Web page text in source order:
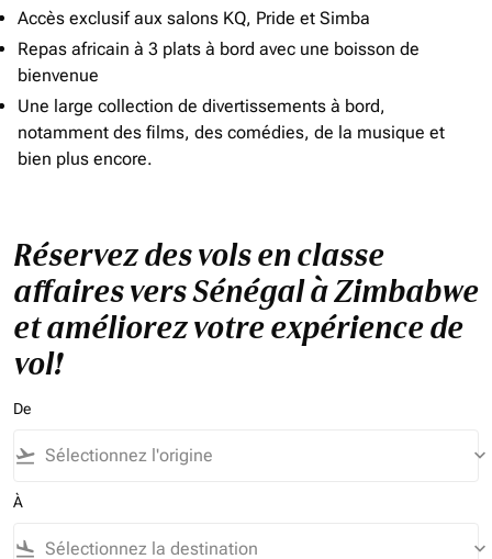
Accès exclusif aux salons KQ, Pride et Simba
Repas africain à 3 plats à bord avec une boisson de
bienvenue
Une large collection de divertissements à bord,
notamment des films, des comédies, de la musique et
bien plus encore.
Réservez des vols en classe
affaires vers Sénégal à Zimbabwe
et améliorez votre expérience de
vol!
De
flight_takeoff keyboard_arrow_down
À
flight_land keyboard_arrow_down